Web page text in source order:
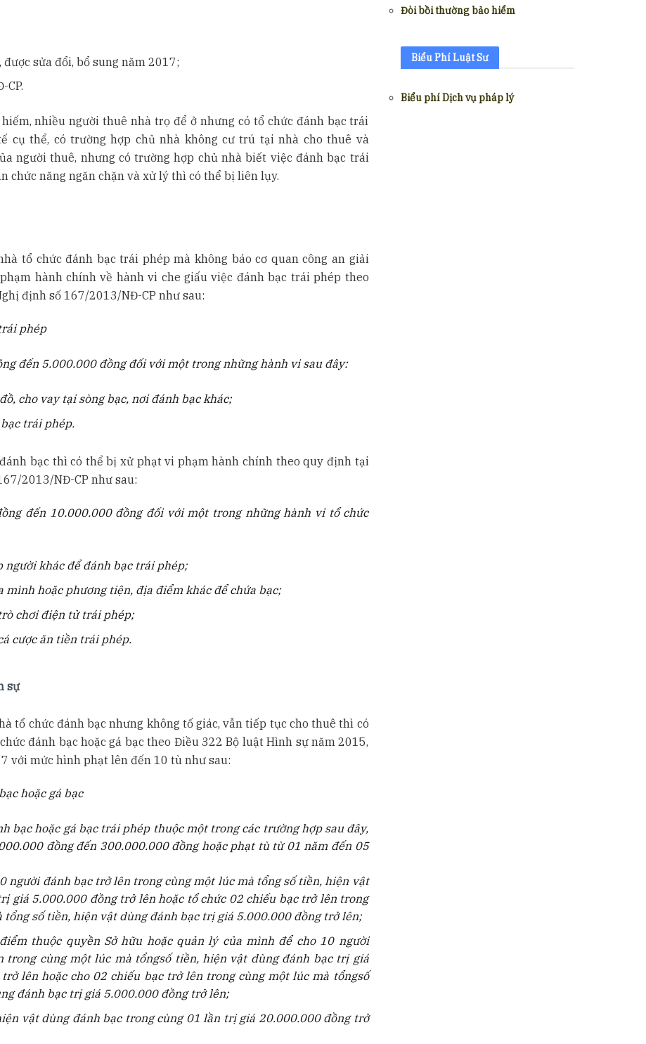
sửa đổi, bổ sung năm 2017;
nhiều người thuê nhà trọ để ở nhưng có tổ chức đánh bạc trái
cụ thể, có trường hợp chủ nhà không cư trú tại nhà cho thuê và
người thuê, nhưng có trường hợp chủ nhà biết việc đánh bạc trái
chức năng ngăn chặn và xử lý thì có thể bị liên lụy.
tổ chức đánh bạc trái phép mà không báo cơ quan công an giải
hành chính về hành vi che giấu việc đánh bạc trái phép theo
định số 167/2013/NĐ-CP như sau:
phép
đến 5.000.000 đồng đối với một trong những hành vi sau đây:
cho vay tại sòng bạc, nơi đánh bạc khác;
trái phép.
bạc thì có thể bị xử phạt vi phạm hành chính theo quy định tại
2013/NĐ-CP như sau:
đến 10.000.000 đồng đối với một trong những hành vi tổ chức
người khác để đánh bạc trái phép;
mình hoặc phương tiện, địa điểm khác để chứa bạc;
chơi điện tử trái phép;
cược ăn tiền trái phép.
sự
tổ chức đánh bạc nhưng không tố giác, vẫn tiếp tục cho thuê thì có
đánh bạc hoặc gá bạc theo Điều 322 Bộ luật Hình sự năm 2015,
với mức hình phạt lên đến 10 tù như sau:
hoặc gá bạc
bạc hoặc gá bạc trái phép thuộc một trong các trường hợp sau đây,
đồng đến 300.000.000 đồng hoặc phạt tù từ 01 năm đến 05
người đánh bạc trở lên trong cùng một lúc mà tổng số tiền, hiện vật
giá 5.000.000 đồng trở lên hoặc tổ chức 02 chiếu bạc trở lên trong
tổng số tiền, hiện vật dùng đánh bạc trị giá 5.000.000 đồng trở lên;
thuộc quyền Sở hữu hoặc quản lý của mình để cho 10 người
trong cùng một lúc mà tổngsố tiền, hiện vật dùng đánh bạc trị giá
lên hoặc cho 02 chiếu bạc trở lên trong cùng một lúc mà tổngsố
đánh bạc trị giá 5.000.000 đồng trở lên;
vật dùng đánh bạc trong cùng 01 lần trị giá 20.000.000 đồng trở
Đòi bồi thường bảo hiểm
Biểu Phí Luật Sư
Biểu phí Dịch vụ pháp lý